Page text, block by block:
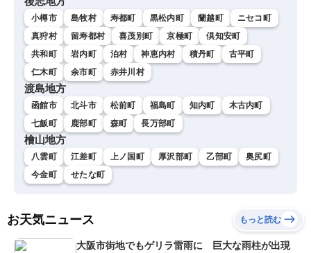
小樽市 島牧村 寿都町 黒松内町 蘭越町
ニセコ町
真狩村
留寿都村 喜茂別町 京極町
倶知安町
共和町
岩内町 泊村 神恵内村 積丹町
古平町
仁木町
余市町 赤井川村
渡島地方
函館市 北斗市 松前町 福島町 知内町
木古内町
七飯町
鹿部町 森町 長万部町
檜山地方
八雲町 江差町 上ノ国町 厚沢部町 乙部町
奥尻町
今金町
せたな町
お天気ニュース もっと読む
大阪市街地でもゲリラ雷雨に 巨大な雨柱が出現